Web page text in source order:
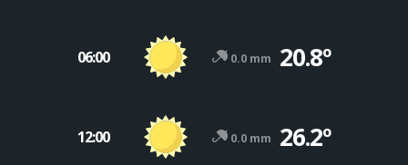
06:00 0.0 mm 20.8º
12:00 0.0 mm 26.2º